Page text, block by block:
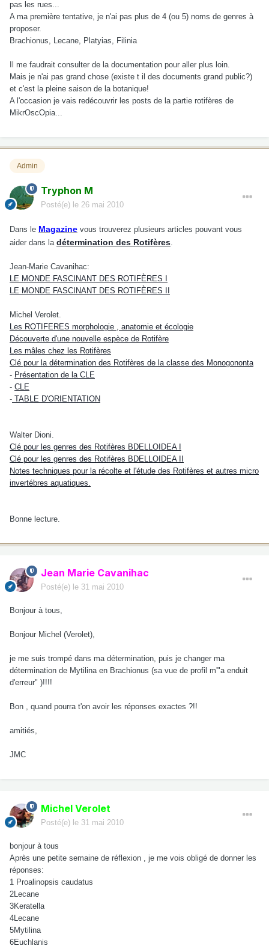
pas les rues...
A ma première tentative, je n'ai pas plus de 4 (ou 5) noms de genres à
proposer.
Brachionus, Lecane, Platyias, Filinia
Il me faudrait consulter de la documentation pour aller plus loin.
Mais je n'ai pas grand chose (existe t il des documents grand public?)
et c'est la pleine saison de la botanique!
A l'occasion je vais redécouvrir les posts de la partie rotifères de
MikrOscOpia...
Admin
Tryphon M
Posté(e) le 26 mai 2010
Dans le Magazine vous trouverez plusieurs articles pouvant vous
aider dans la détermination des Rotifères.
Jean-Marie Cavanihac:
LE MONDE FASCINANT DES ROTIFÈRES I
LE MONDE FASCINANT DES ROTIFÈRES II
Michel Verolet.
Les ROTIFERES morphologie , anatomie et écologie
Découverte d'une nouvelle espèce de Rotifère
Les mâles chez les Rotifères
Clé pour la détermination des Rotifères de la classe des Monogononta
- Présentation de la CLE
- CLE
- TABLE D'ORIENTATION
Walter Dioni.
Clé pour les genres des Rotifères BDELLOIDEA I
Clé pour les genres des Rotifères BDELLOIDEA II
Notes techniques pour la récolte et l'étude des Rotifères et autres micro
invertébres aquatiques.
Bonne lecture.
Jean Marie Cavanihac
Posté(e) le 31 mai 2010
Bonjour à tous,
Bonjour Michel (Verolet),
je me suis trompé dans ma détermination, puis je changer ma
détermination de Mytilina en Brachionus (sa vue de profil m'"a enduit
d'erreur" )!!!!
Bon , quand pourra t'on avoir les réponses exactes ?!!
amitiés,
JMC
Michel Verolet
Posté(e) le 31 mai 2010
bonjour à tous
Après une petite semaine de réflexion , je me vois obligé de donner les
réponses:
1 Proalinopsis caudatus
2Lecane
3Keratella
4Lecane
5Mytilina
6Euchlanis